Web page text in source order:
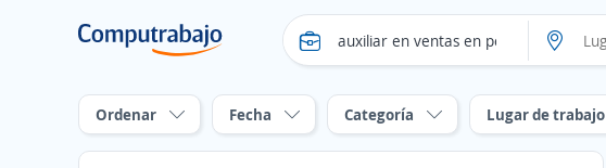
Ordenar Fecha Categoría Lugar de trabajo